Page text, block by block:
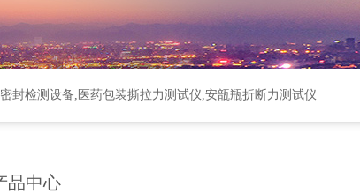
封检测设备,医药包装撕拉力测试仪,安瓿瓶折断力测试仪
品中心